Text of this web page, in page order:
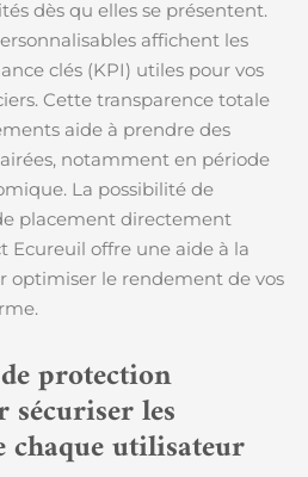
dès qu elles se présentent.
affichent les
clés (KPI) utiles pour vos
Cette transparence totale
aide à prendre des
notamment en période
La possibilité de
placement directement
Ecureuil offre une aide à la
optimiser le rendement de vos
protection
les
chaque utilisateur